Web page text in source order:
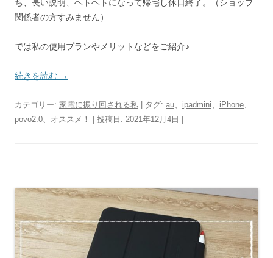
ち、長い説明、ヘトヘトになって帰宅し休日終了。（ショップ
関係者の方すみません）
では私の使用プランやメリットなどをご紹介♪
続きを読む →
カテゴリー: 家電に振り回される私 | タグ: au、 ipadmini、 iPhone、
povo2.0、 オススメ！ | 投稿日: 2021年12月4日